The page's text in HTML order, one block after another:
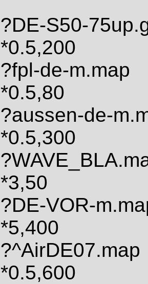
?DE-S50-
*0.5,200
?fpl-de-m.map
*0.5,80
?aussen-de-
*0.5,300
*3,50
?DE-VOR-
*5,400
?^AirDE07.map
*0.5,600